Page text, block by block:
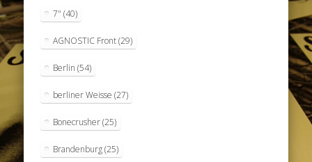
7" (40)
AGNOSTIC Front(29)
Berlin (54)
berliner Weisse (27)
Bonecrusher(25)
Brandenburg(25)